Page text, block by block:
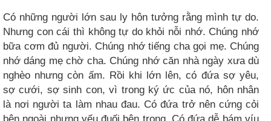
Có những người lớn sau ly hôn tưởng rằng mình tự do.
Nhưng con cái thì không tự do khỏi nỗi nhớ. Chúng nhớ
bữa cơm đủ người. Chúng nhớ tiếng cha gọi mẹ. Chúng
nhớ dáng mẹ chờ cha. Chúng nhớ căn nhà ngày xưa dù
nghèo nhưng còn ấm. Rồi khi lớn lên, có đứa sợ yêu,
sợ cưới, sợ sinh con, vì trong ký ức của nó, hôn nhân
là nơi người ta làm nhau đau. Có đứa trở nên cứng cỏi
bên ngoài nhưng yếu đuối bên trong. Có đứa dễ bám víu